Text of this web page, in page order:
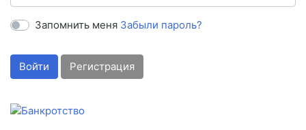
Запомнить меня Забыли пароль?
Войти Регистрация